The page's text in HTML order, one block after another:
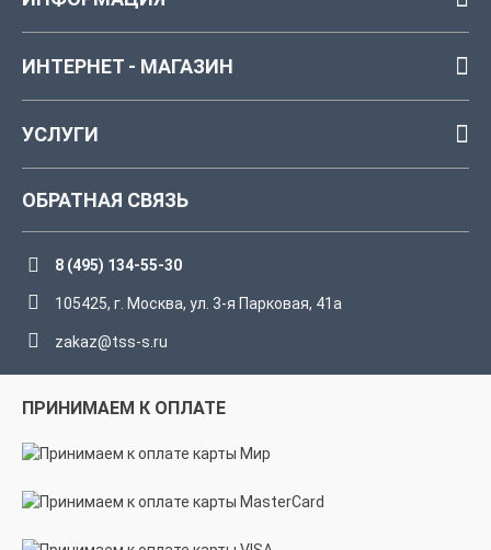
ИНТЕРНЕТ - МАГАЗИН
УСЛУГИ
ОБРАТНАЯ СВЯЗЬ
8 (495) 134-55-30
105425, г. Москва, ул. 3-я Парковая, 41а
zakaz@tss-s.ru
ПРИНИМАЕМ К ОПЛАТЕ